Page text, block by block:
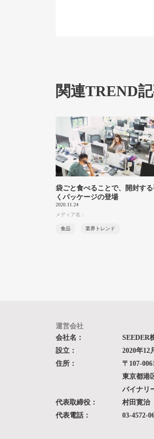
関連TREND
袋ごと食べることで、開封す
くパッケージの登場
2020.11.24
メディア名：
食品 業界トレンド
運営会社
会社名：
SEEDER
設立：
2020年12
住所：
〒107-
東京都港
バイナリ
代表取締役：
村田寛治
代表電話：
03-4572-